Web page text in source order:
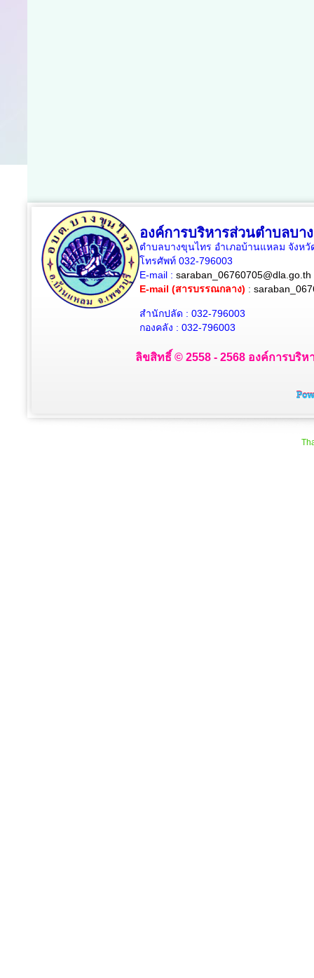
องค์การบริหารส่วนตำบลบา
ตำบลบางขุนไทร อำเภอบ้านแหลม จังหวั
โทรศัพท์ 032-796003
E-mail : saraban_06760705@dla.go.th
E-mail (สารบรรณกลาง) :
สำนักปลัด : 032-796003
กองคลัง : 032-796003
ลิขสิทธิ์ © 2558 - 2568 องค์การบริ